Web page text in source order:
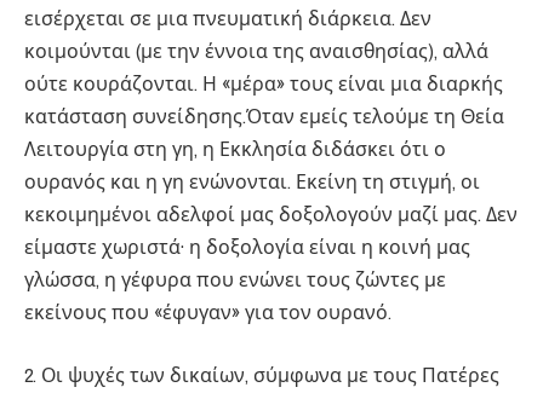
εισέρχεται σε μια πνευματική διάρκεια. Δεν
κοιμούνται (με την έννοια της αναισθησίας), αλλά
ούτε κουράζονται. Η «μέρα» τους είναι μια διαρκής
κατάσταση συνείδησης.Όταν εμείς τελούμε τη Θεία
Λειτουργία στη γη, η Εκκλησία διδάσκει ότι ο
ουρανός και η γη ενώνονται. Εκείνη τη στιγμή, οι
κεκοιμημένοι αδελφοί μας δοξολογούν μαζί μας. Δεν
είμαστε χωριστά· η δοξολογία είναι η κοινή μας
γλώσσα, η γέφυρα που ενώνει τους ζώντες με
εκείνους που «έφυγαν» για τον ουρανό.
2. Οι ψυχές των δικαίων, σύμφωνα με τους Πατέρες